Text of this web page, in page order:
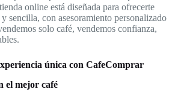
online está diseñada para ofrecerte
sencilla, con asesoramiento personalizado
solo café, vendemos confianza,
única con CafeComprar
el mejor café